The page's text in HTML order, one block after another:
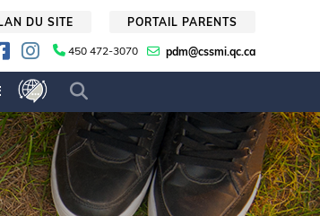
DU SITE PORTAIL PARENTS
450 472-3070 pdm@cssmi.qc.ca